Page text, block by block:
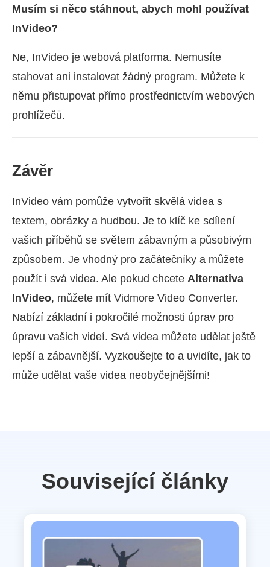
Musím si něco stáhnout, abych mohl používat
InVideo?
Ne, InVideo je webová platforma. Nemusíte
stahovat ani instalovat žádný program. Můžete k
němu přistupovat přímo prostřednictvím webových
prohlížečů.
Závěr
InVideo vám pomůže vytvořit skvělá videa s
textem, obrázky a hudbou. Je to klíč ke sdílení
vašich příběhů se světem zábavným a působivým
způsobem. Je vhodný pro začátečníky a můžete
použít i svá videa. Ale pokud chcete Alternativa
InVideo, můžete mít Vidmore Video Converter.
Nabízí základní i pokročilé možnosti úprav pro
úpravu vašich videí. Svá videa můžete udělat ještě
lepší a zábavnější. Vyzkoušejte to a uvidíte, jak to
může udělat vaše videa neobyčejnějšími!
Související články